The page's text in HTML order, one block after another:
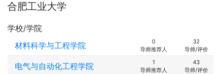
合肥工业大学
学校/学院
材料科学与工程学院
0
导师推荐人
32
导师/评价
电气与自动化工程学院
1
导师推荐人
43
导师/评价